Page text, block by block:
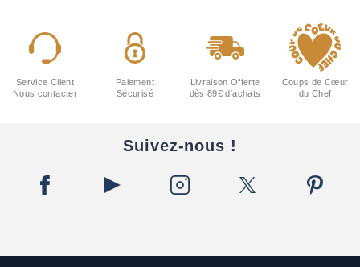
Service Client
Nous contacter
Paiement
Sécurisé
Livraison Offerte
dès 89€ d'achats
Coups de Cœur
du Chef
Suivez-nous !